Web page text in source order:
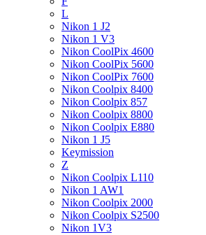
L
Nikon 1 J2
Nikon 1 V3
Nikon CoolPix 4600
Nikon CoolPix 5600
Nikon CoolPix 7600
Nikon Coolpix 8400
Nikon Coolpix 857
Nikon Coolpix 8800
Nikon Coolpix E880
Nikon 1 J5
Keymission
Z
Nikon Coolpix L110
Nikon 1 AW1
Nikon Coolpix 2000
Nikon Coolpix S2500
Nikon 1V3